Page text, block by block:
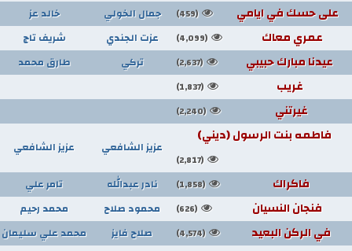
على حسك في ايامي (459) جمال الخولي خالد عز
عمري معاك (4,099) عزت الجندي شريف تاج
عيدنا مبارك حبيبي (2,637) تركي طارق محمد
غريب (1,837)
غيرتني (2,240)
فاطمه بنت الرسول (ديني)
(2,817)
عزيز الشافعي عزيز الشافعي
فاكراك (1,858) نادر عبدالله تامر علي
فنجان النسيان (626) محمود صلاح محمد رحيم
في الركن البعيد (4,574) صلاح فايز محمد علي سليمان